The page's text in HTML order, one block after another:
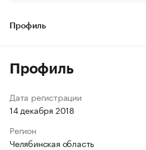
Профиль
Профиль
Дата регистрации
14 декабря 2018
Регион
Челябинская область